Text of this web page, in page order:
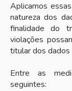
Aplicamos
natureza dos
finalidade do
violações
titular dos
Entre as
seguintes: